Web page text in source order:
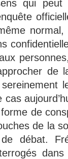
qui peut
de
de la
débat.